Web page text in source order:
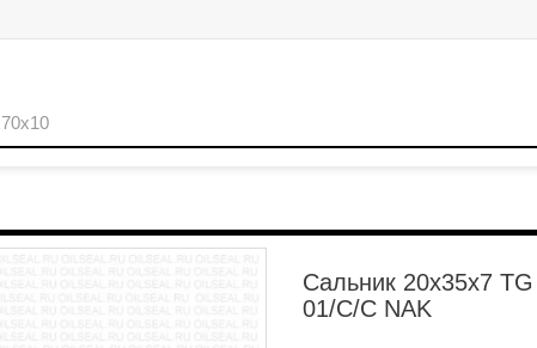
Сальник 20x35x7
01/C/C NAK